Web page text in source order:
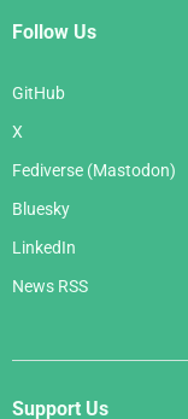
Follow Us
GitHub
X
Fediverse (Mastodon)
Bluesky
LinkedIn
News RSS
Support Us